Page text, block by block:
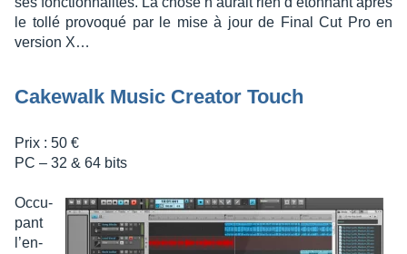
le tollé provoqué par le mise à jour de Final Cut Pro en
version X…
Cake­walk Music Crea­tor Touch
Prix : 50 €
PC – 32 & 64 bits
Occu­
pant
l’en­